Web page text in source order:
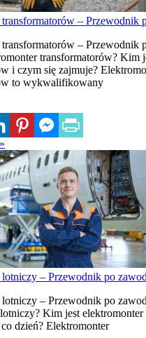
– Przewodnik
– Przewodnik
transformatorów? Kim
i czym się zajmuje?
to wykwalifikowany
– Przewodnik po
– Przewodnik po
Kim jest
dzień? Elektromonter